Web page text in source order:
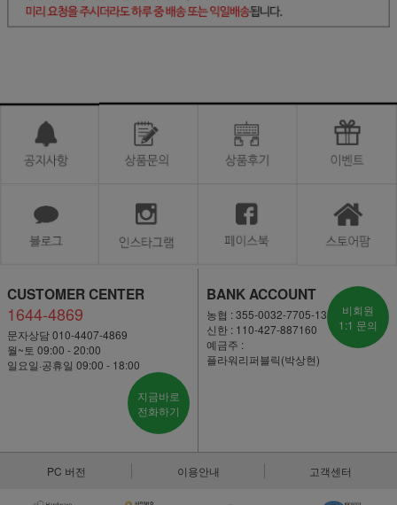
CUSTOMER CENTER
1644-4869
문자상담 010-4407-4869
월~토 09:00 - 20:00
일요일·공휴일 09:00 - 18:00
지금바로
전화하기
BANK ACCOUNT
농협 : 355-0032-7705-13
신한 : 110-427-887160
예금주 :
플라워리퍼블릭(박상현)
비회원
1:1 문의
PC 버전 이용안내 고객센터